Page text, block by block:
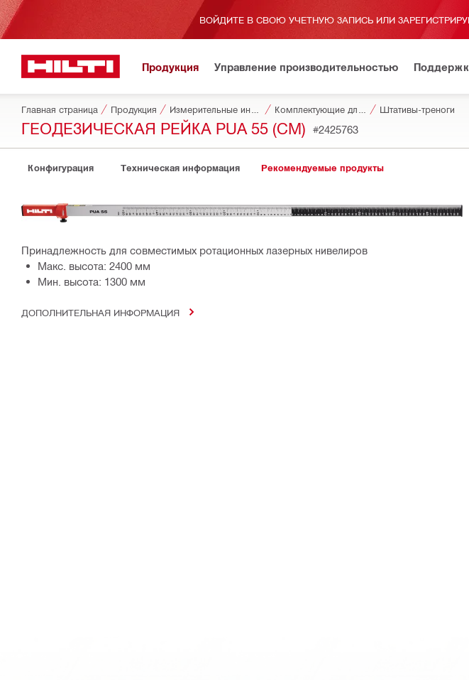
ВОЙДИТЕ В СВОЮ УЧЕТНУЮ ЗАПИСЬ ИЛИ
Продукция Управление производительностью
Главная страница Продукция Штативы-треноги
ГЕОДЕЗИЧЕСКАЯ РЕЙКА PUA 55 (CM) #2425763
Конфигурация Техническая информация Рекомендуемые продукты
Принадлежность для совместимых ротационных лазерных нивелиров
Макс. высота: 2400 мм
Мин. высота: 1300 мм
ДОПОЛНИТЕЛЬНАЯ ИНФОРМАЦИЯ